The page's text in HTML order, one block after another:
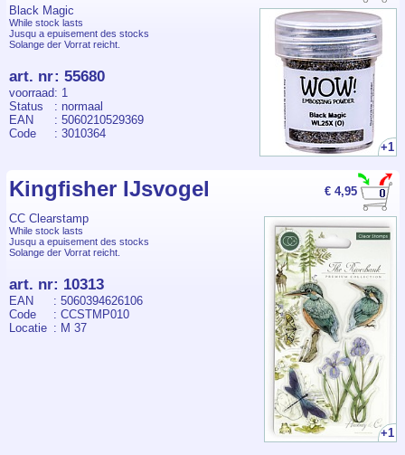
Black Magic
+1
While stock lasts
Jusqu a epuisement des stocks
Solange der Vorrat reicht.
art. nr: 55680
voorraad: 1
Status
: normaal
EAN
: 5060210529369
Code
: 3010364
€ 4,95
Kingfisher IJsvogel
CC Clearstamp
+1
While stock lasts
Jusqu a epuisement des stocks
Solange der Vorrat reicht.
art. nr: 10313
EAN
: 5060394626106
Code
: CCSTMP010
Locatie : M 37